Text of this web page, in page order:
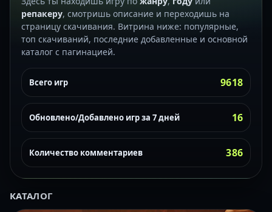
репакеру, смотришь описание и переходишь на
страницу скачивания. Витрина ниже: популярные,
топ скачиваний, последние добавленные и основной
каталог с пагинацией.
Всего игр 9618
Обновлено/Добавлено игр за 7 дней 16
Количество комментариев 386
КАТАЛОГ